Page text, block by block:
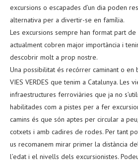
excursions o escapades d’un dia poden
alternativa per a divertir-se en família.
Les excursions sempre han format part de
actualment cobren major importància i
descobrir molt a prop nostre.
Una possibilitat és recórrer caminant o en
VIES VERDES que tenim a Catalunya. Les
infraestructures ferroviàries que ja no
habilitades com a pistes per a fer
camins és que són aptes per circular a
cotxets i amb cadires de rodes. Per tant
us recomanem mirar primer la distància
l’edat i el nivells dels excursionistes.